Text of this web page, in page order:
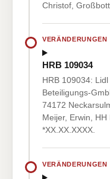
Christof,
VERÄNDERUNGEN
HRB 109034
HRB 109034:
Beteiligungs-
74172
Meijer, Erwin,
*XX.XX.XXXX.
VERÄNDERUNGEN